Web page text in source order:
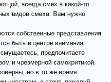
всегда смех в какой-то
видов смеха. Вам нужно
собственные представления
быть в центре внимания.
предпочитаете
и чрезмерной самокритикой.
но в то же время